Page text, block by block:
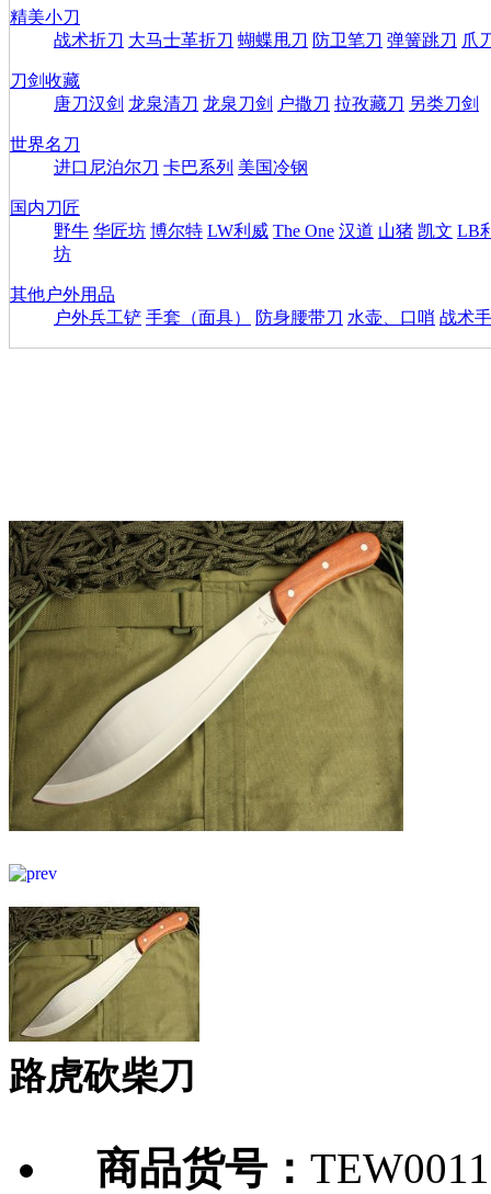
精美小刀
战术折刀 大马士革折刀 蝴蝶甩刀 防卫笔刀 弹簧跳刀 爪
刀剑收藏
唐刀汉剑 龙泉清刀 龙泉刀剑 户撒刀 拉孜藏刀 另类刀剑
世界名刀
进口尼泊尔刀 卡巴系列 美国冷钢
国内刀匠
野牛 华匠坊 博尔特 LW利威 The One 汉道 山猪 凯文 LB
坊
其他户外用品
户外兵工铲 手套（面具） 防身腰带刀 水壶、口哨 战术
路虎砍柴刀
商品货号：